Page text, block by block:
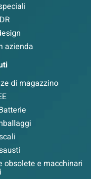
azienda
di magazzino
obsolete e macchinari